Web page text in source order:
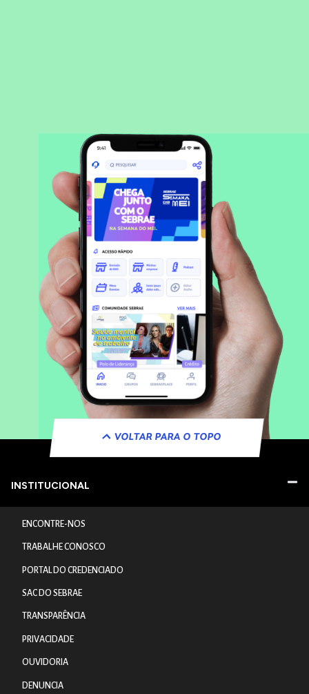
VOLTAR PARA O TOPO
INSTITUCIONAL
ENCONTRE-NOS
TRABALHE CONOSCO
PORTAL DO CREDENCIADO
SAC DO SEBRAE
TRANSPARÊNCIA
PRIVACIDADE
OUVIDORIA
DENUNCIA